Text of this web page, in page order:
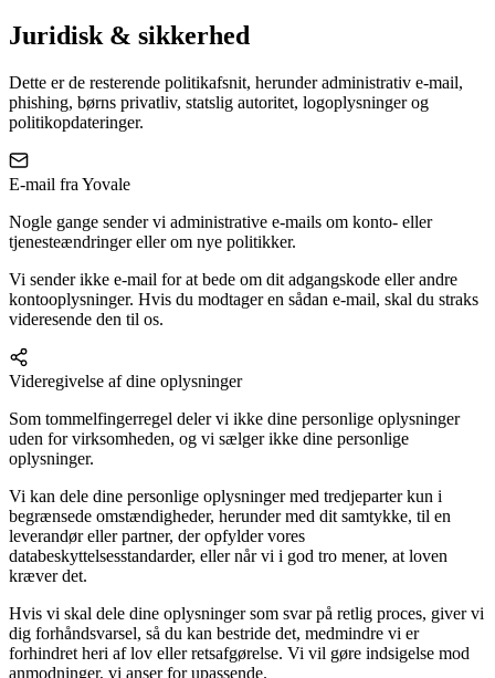
Juridisk & sikkerhed
Dette er de resterende politikafsnit, herunder administrativ e-mail,
phishing, børns privatliv, statslig autoritet, logoplysninger og
politikopdateringer.
E-mail fra Yovale
Nogle gange sender vi administrative e-mails om konto- eller
tjenesteændringer eller om nye politikker.
Vi sender ikke e-mail for at bede om dit adgangskode eller andre
kontooplysninger. Hvis du modtager en sådan e-mail, skal du straks
videresende den til os.
Videregivelse af dine oplysninger
Som tommelfingerregel deler vi ikke dine personlige oplysninger
uden for virksomheden, og vi sælger ikke dine personlige
oplysninger.
Vi kan dele dine personlige oplysninger med tredjeparter kun i
begrænsede omstændigheder, herunder med dit samtykke, til en
leverandør eller partner, der opfylder vores
databeskyttelsesstandarder, eller når vi i god tro mener, at loven
kræver det.
Hvis vi skal dele dine oplysninger som svar på retlig proces, giver vi
dig forhåndsvarsel, så du kan bestride det, medmindre vi er
forhindret heri af lov eller retsafgørelse. Vi vil gøre indsigelse mod
anmodninger, vi anser for upassende.